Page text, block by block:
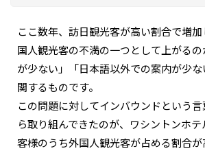
ここ数年、訪日観光客が高い割合で増
国人観光客の不満の一つとして上がる
が少ない」「日本語以外での案内が少
関するものです。
この問題に対してインバウンドという
ら取り組んできたのが、ワシントンホ
客様のうち外国人観光客が占める割合